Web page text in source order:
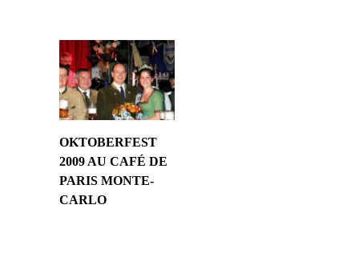
OKTOBERFEST
2009 AU CAFÉ DE
PARIS MONTE-
CARLO